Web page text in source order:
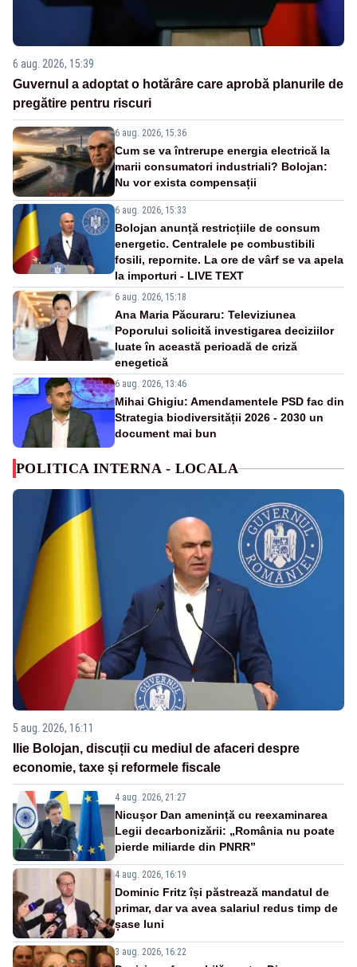
6 aug. 2026, 15:39
Guvernul a adoptat o hotărâre care aprobă planurile de
pregătire pentru riscuri
6 aug. 2026, 15:36
Cum se va întrerupe energia electrică la
marii consumatori industriali? Bolojan:
Nu vor exista compensații
6 aug. 2026, 15:33
Bolojan anunță restricțiile de consum
energetic. Centralele pe combustibili
fosili, repornite. La ore de vârf se va apela
la importuri - LIVE TEXT
6 aug. 2026, 15:18
Ana Maria Păcuraru: Televiziunea
Poporului solicită investigarea deciziilor
luate în această perioadă de criză
enegetică
6 aug. 2026, 13:46
Mihai Ghigiu: Amendamentele PSD fac din
Strategia biodiversității 2026 - 2030 un
document mai bun
POLITICA INTERNA - LOCALA
5 aug. 2026, 16:11
Ilie Bolojan, discuții cu mediul de afaceri despre
economie, taxe și reformele fiscale
4 aug. 2026, 21:27
Nicușor Dan amenință cu reexaminarea
Legii decarbonizării: „România nu poate
pierde miliarde din PNRR”
4 aug. 2026, 16:19
Dominic Fritz își păstrează mandatul de
primar, dar va avea salariul redus timp de
șase luni
3 aug. 2026, 16:22